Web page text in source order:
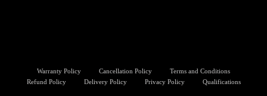
Warranty Policy Cancellation Policy
Terms and Conditions
Refund Policy
Delivery Policy Privacy Policy Qualifications